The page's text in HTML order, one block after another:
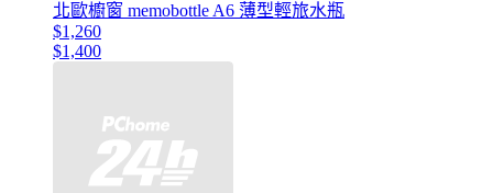
北歐櫥窗 memobottle A6 薄型輕旅水瓶
$1,260
$1,400